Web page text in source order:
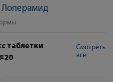
Лоперамид
таблетки
Смотреть
все